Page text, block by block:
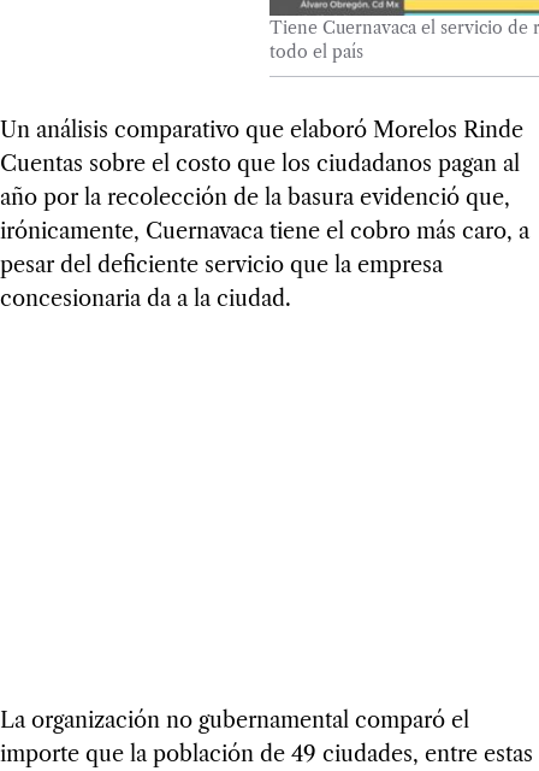
Tiene Cuernavaca el servicio de
todo el país
Un análisis comparativo que elaboró Morelos Rinde
Cuentas sobre el costo que los ciudadanos pagan al
año por la recolección de la basura evidenció que,
irónicamente, Cuernavaca tiene el cobro más caro, a
pesar del deficiente servicio que la empresa
concesionaria da a la ciudad.
La organización no gubernamental comparó el
importe que la población de 49 ciudades, entre estas